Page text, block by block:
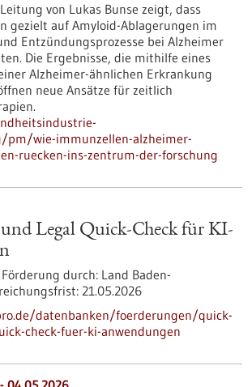
von Lukas Bunse zeigt, dass
gezielt auf Amyloid-Ablagerungen im
Entzündungsprozesse bei Alzheimer
Die Ergebnisse, die mithilfe eines
Alzheimer-ähnlichen Erkrankung
neue Ansätze für zeitlich
pm/wie-immunzellen-alzheimer-
ruecken-ins-zentrum-der-forschung
Legal Quick-Check für KI-
Förderung durch: Land Baden-
21.05.2026
datenbanken/foerderungen/quick-
check-fuer-ki-anwendungen